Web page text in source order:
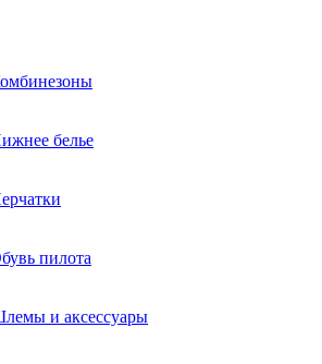
белье
пилота
и аксессуары